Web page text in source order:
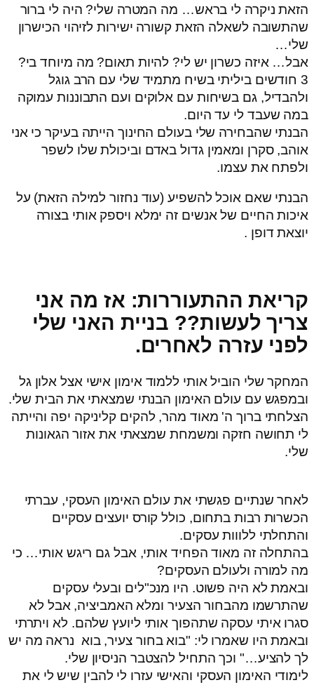
הזאת ניקרה לי בראש… מה המטרה שלי? היה לי ברור
שהתשובה לשאלה הזאת קשורה ישירות לזיהוי הכישרון
שלי…
אבל… איזה כשרון יש לי? להיות תאום? מה מיוחד בי?
3 חודשים ביליתי בשיח מתמיד שלי עם הרב גוגל
ולהבדיל, גם בשיחות עם אלוקים ועם התבוננות עמוקה
במה שעבד לי עד היום.
הבנתי שהבחירה שלי בעולם החינוך הייתה בעיקר כי אני
אוהב, סקרן ומאמין גדול באדם וביכולת שלו לשפר
ולפתח את עצמו.
הבנתי שאם אוכל להשפיע (עוד נחזור למילה הזאת) על
איכות החיים של אנשים זה ימלא ויספק אותי בצורה
יוצאת דופן .
קריאת ההתעוררות: אז מה אני
צריך לעשות?? בניית האני שלי
לפני עזרה לאחרים.
המחקר שלי הוביל אותי ללמוד אימון אישי אצל אלון גל
ובמפגש עם עולם האימון הבנתי שמצאתי את הבית שלי.
הצלחתי ברוך ה' מאוד מהר, להקים קליניקה יפה והייתה
לי תחושה חזקה ומשמחת שמצאתי את אזור הגאונות
שלי.
לאחר שנתיים פגשתי את עולם האימון העסקי, עברתי
הכשרות רבות בתחום, כולל קורס יועצים עסקיים
והתחלתי ללווות עסקים.
בהתחלה זה מאוד הפחיד אותי, אבל גם ריגש אותי… כי
מה למורה ולעולם העסקים?
ובאמת לא היה פשוט. היו מנכ"לים ובעלי עסקים
שהתרשמו מהבחור הצעיר ומלא האמביציה, אבל לא
סגרו איתי עסקה שתהפוך אותי ליועץ שלהם. לא ויתרתי
ובאמת היו שאמרו לי: "בוא בחור צעיר, בוא נראה מה יש
לך להציע…" וכך התחיל להצטבר הניסיון שלי.
לימודי האימון העסקי והאישי עזרו לי להבין שיש לי את